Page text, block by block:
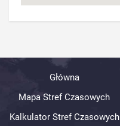
Główna
Mapa Stref Czasowych
Kalkulator Stref Czasowych